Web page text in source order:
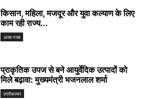
किसान, महिला, मजदूर और युवा कल्याण के लिए
काम रही राज्य...
अजब गजब
प्राकृतिक उपज से बने आयुर्वेदिक उत्पादों को
मिले बढ़ावा: मुख्यमंत्री भजनलाल शर्मा
एग्रीकल्चर